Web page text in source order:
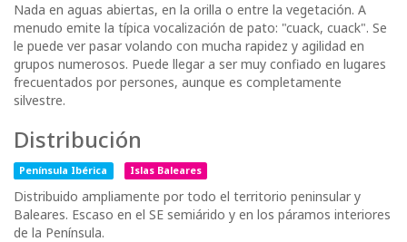
Nada en aguas abiertas, en la orilla o entre la vegetación. A
menudo emite la típica vocalización de pato: "cuack, cuack". Se
le puede ver pasar volando con mucha rapidez y agilidad en
grupos numerosos. Puede llegar a ser muy confiado en lugares
frecuentados por persones, aunque es completamente
silvestre.
Distribución
Península Ibérica Islas Baleares
Distribuido ampliamente por todo el territorio peninsular y
Baleares. Escaso en el SE semiárido y en los páramos interiores
de la Península.